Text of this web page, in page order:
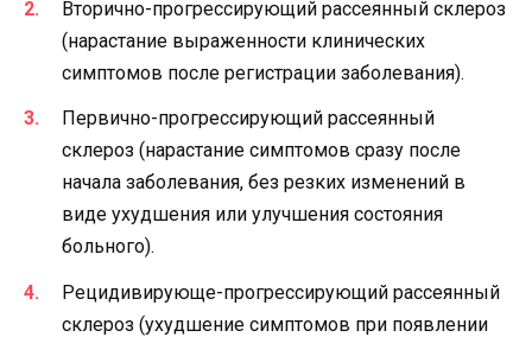
Вторично-прогрессирующий рассеянный склероз
(нарастание выраженности клинических
симптомов после регистрации заболевания).
Первично-прогрессирующий рассеянный
склероз (нарастание симптомов сразу после
начала заболевания, без резких изменений в
виде ухудшения или улучшения состояния
больного).
Рецидивирующе-прогрессирующий рассеянный
склероз (ухудшение симптомов при появлении